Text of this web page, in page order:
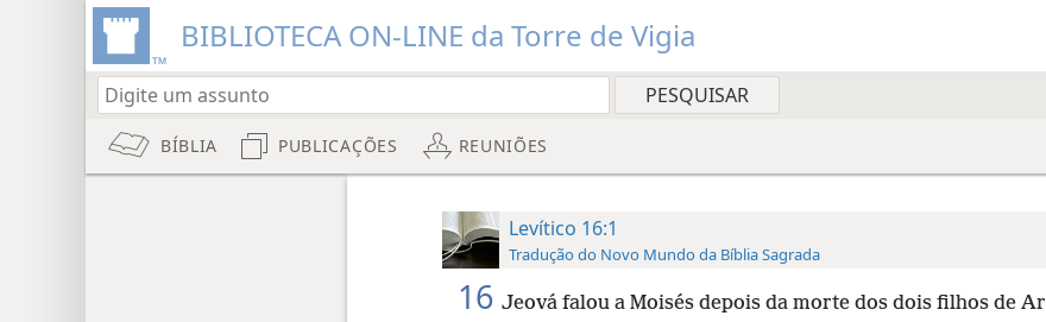
BIBLIOTECA ON-LINE da Torre de Vigia
BÍBLIA PUBLICAÇÕES REUNIÕES
Levítico 16:1
Tradução do Novo Mundo da Bíblia Sagrada
16 Jeová falou a Moisés depois da morte dos dois filhos de